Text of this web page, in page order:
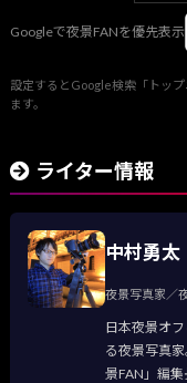
Googleで夜景FANを優先表示
設定するとGoogle検索「トッ
ます。
ライター情報
中村勇太
夜景写真家／
日本夜景オ
る夜景写真
景FAN」編